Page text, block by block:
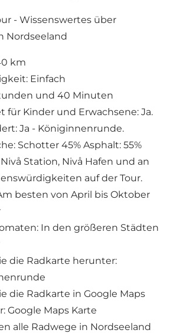
- Wissenswertes über
Nordseeland
km
Einfach
und 40 Minuten
für Kinder und Erwachsene: Ja.
Ja - Königinnenrunde.
Schotter 45% Asphalt: 55%
Station, Nivå Hafen und an
auf der Tour.
besten von April bis Oktober
In den größeren Städten
die Radkarte herunter:
die Radkarte in Google Maps
Google Maps Karte
alle Radwege in Nordseeland